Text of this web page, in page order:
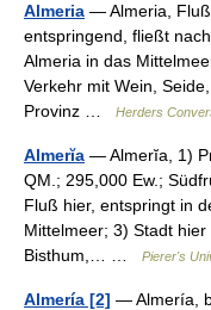
Almeria — Almeria,
entspringend, fließt
Almeria in das
Verkehr mit Wein,
Provinz …
Herders
Almerĭa — Almerĭa, 1)
QM.; 295,000 Ew.;
Fluß hier, entspringt in
Mittelmeer; 3) Stadt
Bisthum,… …
Pierer's
Almería [2] — Almería,